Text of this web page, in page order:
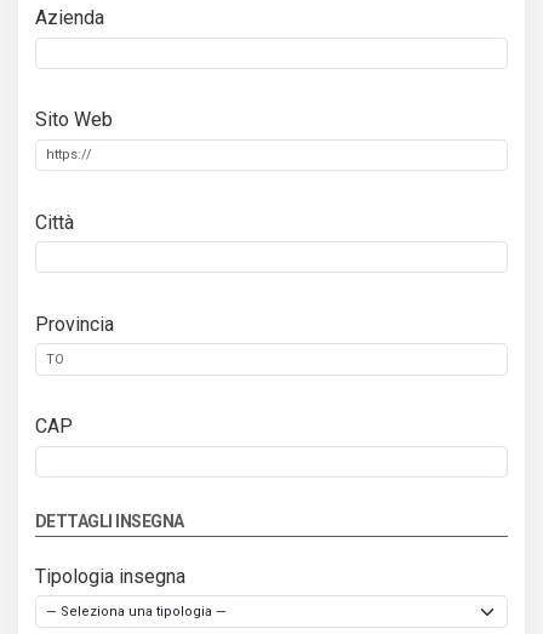
Azienda
Sito Web
Città
Provincia
CAP
DETTAGLI INSEGNA
Tipologia insegna